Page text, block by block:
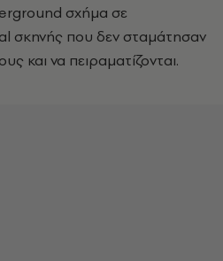
σχήμα σε
σκηνής που δεν σταμάτησαν
και να πειραματίζονται.